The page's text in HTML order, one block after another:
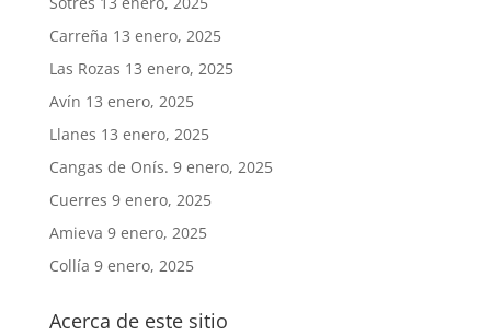
Carreña 13 enero, 2025
Las Rozas 13 enero, 2025
Avín 13 enero, 2025
Llanes 13 enero, 2025
Cangas de Onís. 9 enero, 2025
Cuerres 9 enero, 2025
Amieva 9 enero, 2025
Collía 9 enero, 2025
Acerca de este sitio